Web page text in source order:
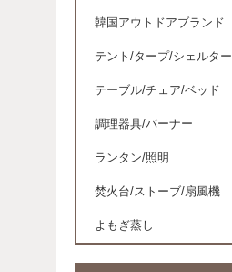
韓国アウトドアブランド
テント/タープ/シェルター
テーブル/チェア/ベッド
調理器具/バーナー
ランタン/照明
焚火台/ストーブ/扇風機
よもぎ蒸し